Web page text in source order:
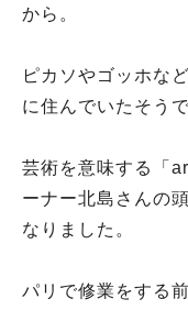
から。
ピカソやゴッホな
に住んでいたそうで
芸術を意味する「
ーナー北島さんの
なりました。
パリで修業をする